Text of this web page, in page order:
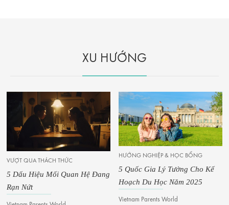
XU HƯỚNG
VƯỢT QUA THÁCH THỨC
5 Dấu Hiệu Mối Quan Hệ Đang
Rạn Nứt
HƯỚNG NGHIỆP & HỌC BỔNG
5 Quốc Gia Lý Tưởng Cho Kế
Hoạch Du Học Năm 2025
Vietnam Parents World